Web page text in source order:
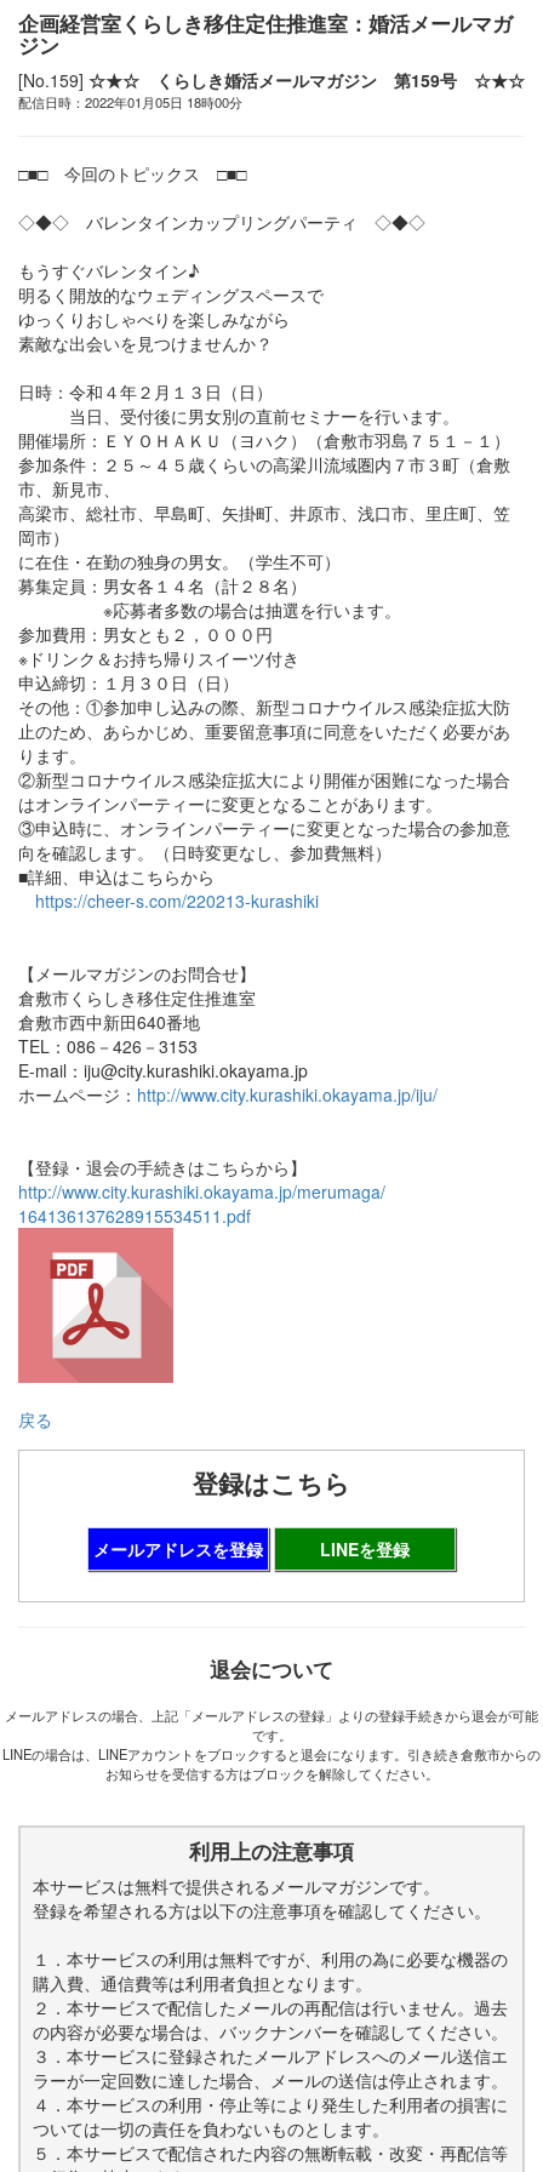
企画経営室くらしき移住定住推進室：婚活メールマガ
ジン
[No.159] ☆★☆ くらしき婚活メールマガジン 第159号 ☆★☆
配信日時：2022年01月05日 18時00分
□■□ 今回のトピックス □■□
◇◆◇ バレンタインカップリングパーティ ◇◆◇
もうすぐバレンタイン♪
明るく開放的なウェディングスペースで
ゆっくりおしゃべりを楽しみながら
素敵な出会いを見つけませんか？
日時：令和４年２月１３日（日）
当日、受付後に男女別の直前セミナーを行います。
開催場所：ＥＹＯＨＡＫＵ（ヨハク）（倉敷市羽島７５１－１）
参加条件：２５～４５歳くらいの高梁川流域圏内７市３町（倉敷
市、新見市、
高梁市、総社市、早島町、矢掛町、井原市、浅口市、里庄町、笠
岡市）
に在住・在勤の独身の男女。（学生不可）
募集定員：男女各１４名（計２８名）
※応募者多数の場合は抽選を行います。
参加費用：男女とも２，０００円
※ドリンク＆お持ち帰りスイーツ付き
申込締切：１月３０日（日）
その他：①参加申し込みの際、新型コロナウイルス感染症拡大防
止のため、あらかじめ、重要留意事項に同意をいただく必要があ
ります。
②新型コロナウイルス感染症拡大により開催が困難になった場合
はオンラインパーティーに変更となることがあります。
③申込時に、オンラインパーティーに変更となった場合の参加意
向を確認します。（日時変更なし、参加費無料）
■詳細、申込はこちらから
https://cheer-s.com/220213-kurashiki
【メールマガジンのお問合せ】
倉敷市くらしき移住定住推進室
倉敷市西中新田640番地
TEL：086－426－3153
E-mail：iju@city.kurashiki.okayama.jp
ホームページ： http://www.city.kurashiki.okayama.jp/iju/
【登録・退会の手続きはこちらから】
http://www.city.kurashiki.okayama.jp/merumaga/
164136137628915534511.pdf
戻る
登録はこちら
メールアドレスを登録 LINEを登録
退会について
メールアドレスの場合、上記「メールアドレスの登録」よりの登録手続きから退会が可能
です。
LINEの場合は、LINEアカウントをブロックすると退会になります。引き続き倉敷市からの
お知らせを受信する方はブロックを解除してください。
利用上の注意事項
本サービスは無料で提供されるメールマガジンです。
登録を希望される方は以下の注意事項を確認してください。
１．本サービスの利用は無料ですが、利用の為に必要な機器の
購入費、通信費等は利用者負担となります。
２．本サービスで配信したメールの再配信は行いません。過去
の内容が必要な場合は、バックナンバーを確認してください。
３．本サービスに登録されたメールアドレスへのメール送信エ
ラーが一定回数に達した場合、メールの送信は停止されます。
４．本サービスの利用・停止等により発生した利用者の損害に
ついては一切の責任を負わないものとします。
５．本サービスで配信された内容の無断転載・改変・再配信等